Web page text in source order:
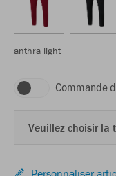
anthra light
Commande
Veuillez choisir la